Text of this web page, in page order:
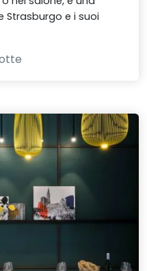
Strasburgo e i suoi